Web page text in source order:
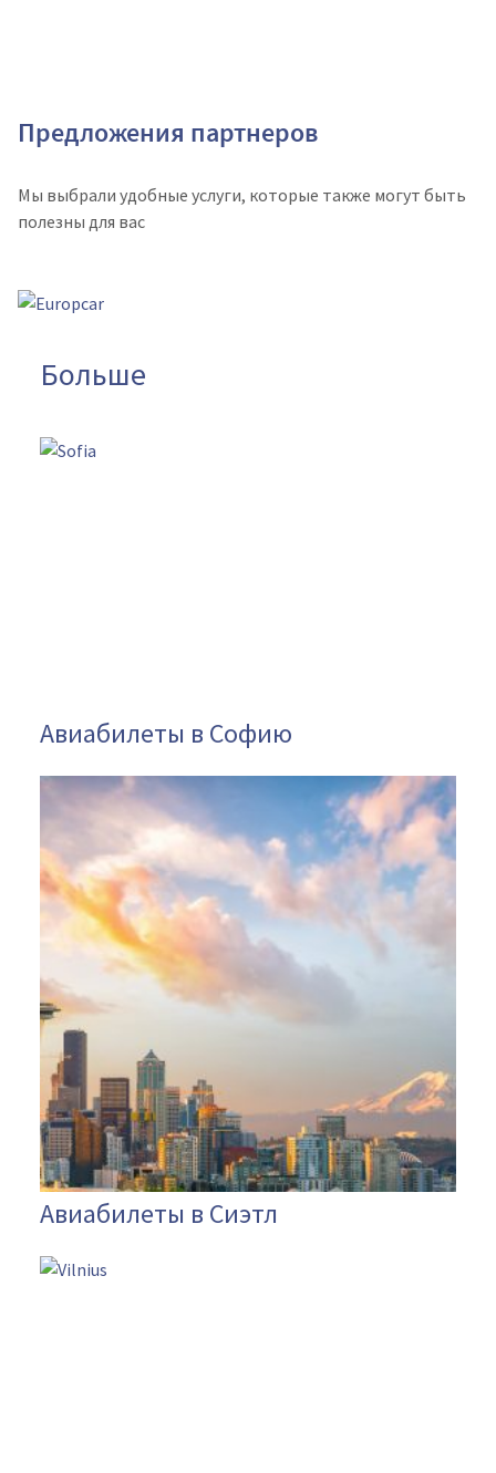
Предложения партнеров
Мы выбрали удобные услуги, которые также могут быть
полезны для вас
Больше
Авиабилеты в Софию
Авиабилеты в Сиэтл